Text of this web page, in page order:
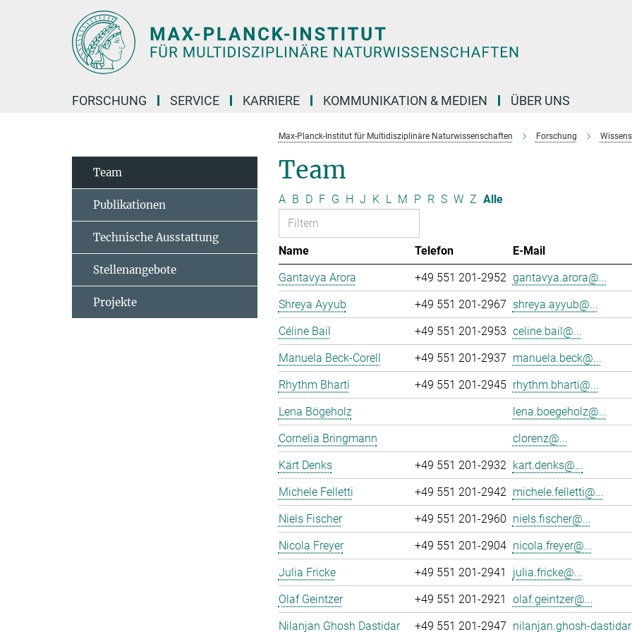
FORSCHUNG SERVICE KARRIERE KOMMUNIKATION & MEDIEN ÜBER UNS
Max-Planck-Institut für Multidisziplinäre Naturwissenschaften Forschung
Team
A B D F G H J K L M P R S W Z Alle
Name Telefon
E-Mail
Gantavya Arora
+49 551 201-2952 gantavya.arora@...
Shreya Ayyub
+49 551 201-2967 shreya.ayyub@...
Céline Bail
+49 551 201-2953 celine.bail@...
Manuela Beck-Corell
+49 551 201-2937 manuela.beck@...
Rhythm Bharti
+49 551 201-2945 rhythm.bharti@...
Lena Bögeholz
lena.boegeholz@...
Cornelia Bringmann
clorenz@...
Kärt Denks
+49 551 201-2932 kart.denks@...
Michele Felletti
+49 551 201-2942 michele.felletti@...
Niels Fischer
+49 551 201-2960 niels.fischer@...
Nicola Freyer
+49 551 201-2904 nicola.freyer@...
Julia Fricke
+49 551 201-2941
julia.fricke@...
Olaf Geintzer
+49 551 201-2921
olaf.geintzer@...
Nilanjan Ghosh Dastidar
+49 551 201-2947 nilanjan.ghosh-
Team
Publikationen
Technische Ausstattung
Stellenangebote
Projekte